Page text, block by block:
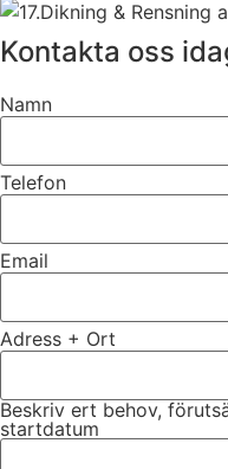
Kontakta oss
Namn
Telefon
Email
Adress + Ort
Beskriv ert behov,
startdatum